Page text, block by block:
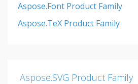
Aspose.Font Product Family
Aspose.TeX Product Family
Aspose.SVG Product Family